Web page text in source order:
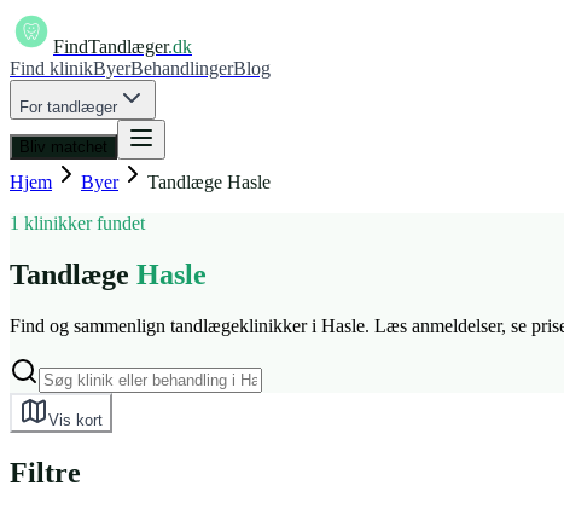
FindTandlæger.dk
Find klinikByerBehandlingerBlog
For tandlæger
Bliv matchet
Hjem Byer Tandlæge Hasle
1 klinikker fundet
Tandlæge Hasle
Find og sammenlign tandlægeklinikker i Hasle. Læs anmeldelser, se
Vis kort
Filtre